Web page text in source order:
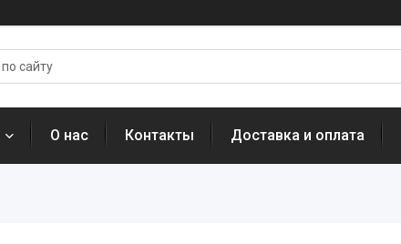
О нас Контакты Доставка и оплата